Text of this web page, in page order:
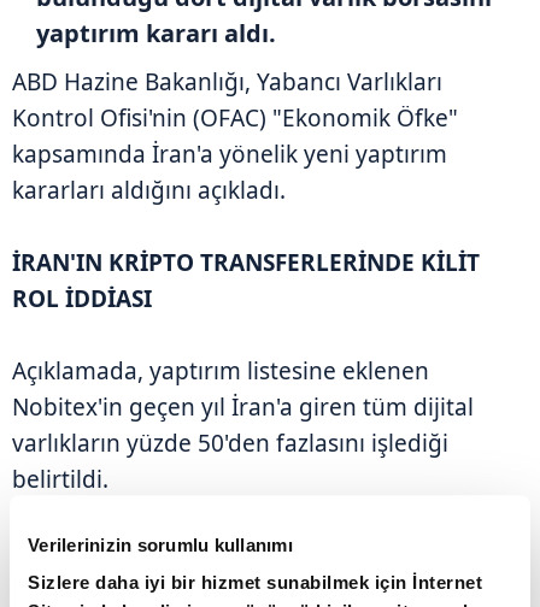
Verilerinizin sorumlu kullanımı
Sizlere daha iyi bir hizmet sunabilmek için İnternet
yaptırım kararı aldı.
ABD Hazine Bakanlığı, Yabancı Varlıkları
Kontrol Ofisi'nin (OFAC) "Ekonomik Öfke"
kapsamında İran'a yönelik yeni yaptırım
kararları aldığını açıkladı.
İRAN'IN KRİPTO TRANSFERLERİNDE KİLİT
ROL İDDİASI
Açıklamada, yaptırım listesine eklenen
Nobitex'in geçen yıl İran'a giren tüm dijital
varlıkların yüzde 50'den fazlasını işlediği
belirtildi.
Şirketin, İran'ın yaptırımlardan kaçınmasına
yardımcı olduğu, Devrim Muhafızları Ordusu